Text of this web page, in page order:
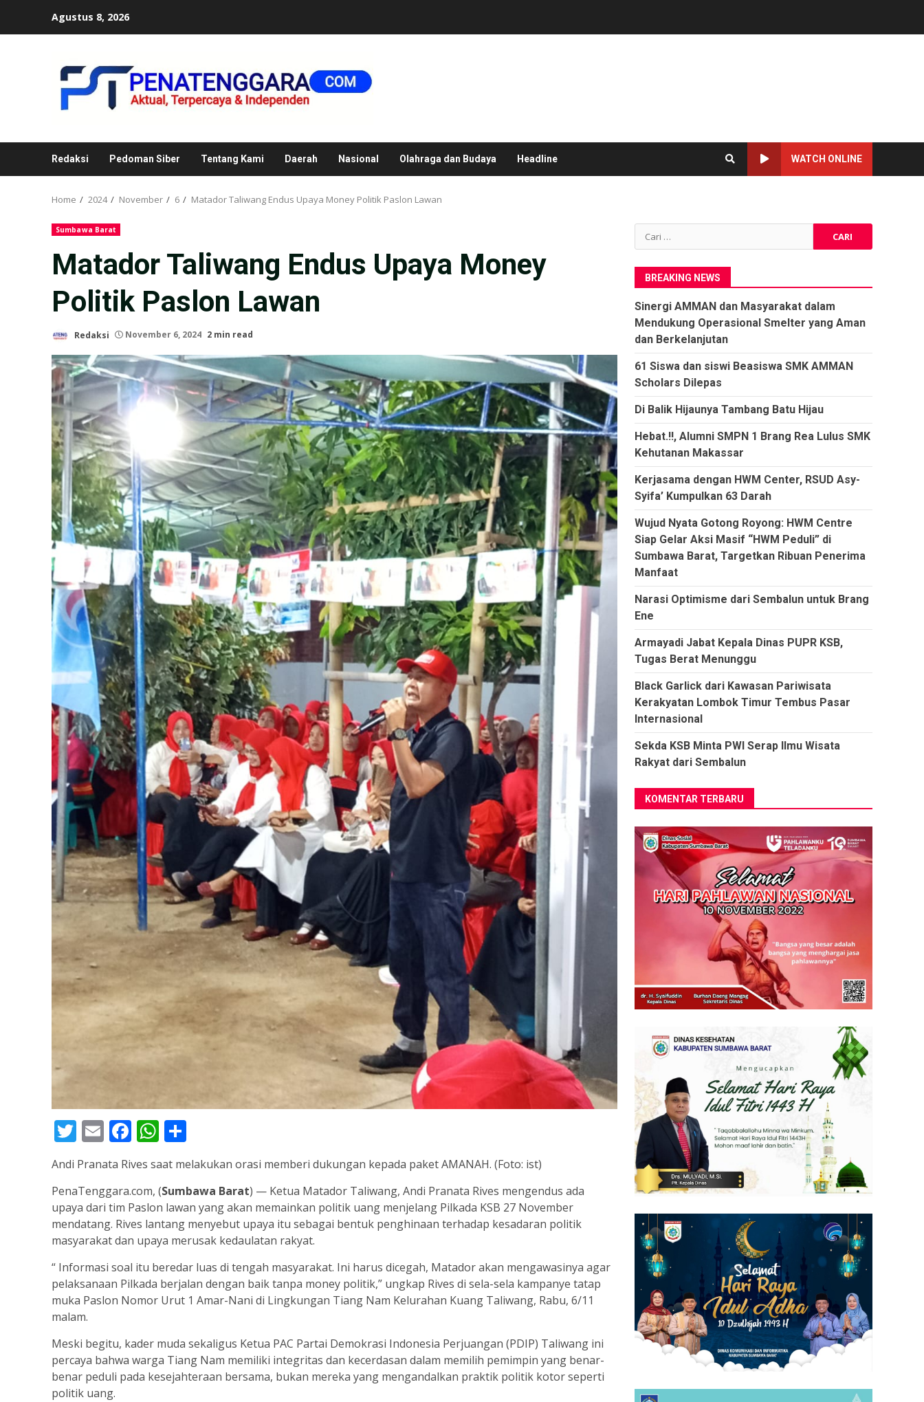
Agustus 8, 2026
Redaksi Pedoman Siber Tentang Kami Daerah Nasional Olahraga dan Budaya Headline WATCH ONLINE
Home 2024 November 6 Matador Taliwang Endus Upaya Money Politik Paslon Lawan
Sumbawa Barat
Matador Taliwang Endus Upaya Money
Politik Paslon Lawan
Redaksi November 6, 2024 2 min read
Twitter
EmailFacebook
WhatsApp
Andi Pranata Rives saat melakukan orasi memberi dukungan kepada paket AMANAH. (Foto: ist)
PenaTenggara.com, (Sumbawa Barat) — Ketua Matador Taliwang, Andi Pranata Rives mengendus ada
upaya dari tim Paslon lawan yang akan memainkan politik uang menjelang Pilkada KSB 27 November
mendatang. Rives lantang menyebut upaya itu sebagai bentuk penghinaan terhadap kesadaran politik
masyarakat dan upaya merusak kedaulatan rakyat.
“ Informasi soal itu beredar luas di tengah masyarakat. Ini harus dicegah, Matador akan mengawasinya agar
pelaksanaan Pilkada berjalan dengan baik tanpa money politik,” ungkap Rives di sela-sela kampanye tatap
muka Paslon Nomor Urut 1 Amar-Nani di Lingkungan Tiang Nam Kelurahan Kuang Taliwang, Rabu, 6/11
malam.
Meski begitu, kader muda sekaligus Ketua PAC Partai Demokrasi Indonesia Perjuangan (PDIP) Taliwang ini
percaya bahwa warga Tiang Nam memiliki integritas dan kecerdasan dalam memilih pemimpin yang benar-
benar peduli pada kesejahteraan bersama, bukan mereka yang mengandalkan praktik politik kotor seperti
politik uang.
Cari
untuk:
BREAKING NEWS
Sinergi AMMAN dan Masyarakat dalam
Mendukung Operasional Smelter yang Aman
dan Berkelanjutan
61 Siswa dan siswi Beasiswa SMK AMMAN
Scholars Dilepas
Di Balik Hijaunya Tambang Batu Hijau
Hebat.!!, Alumni SMPN 1 Brang Rea Lulus SMK
Kehutanan Makassar
Kerjasama dengan HWM Center, RSUD Asy-
Syifa’ Kumpulkan 63 Darah
Wujud Nyata Gotong Royong: HWM Centre
Siap Gelar Aksi Masif “HWM Peduli” di
Sumbawa Barat, Targetkan Ribuan Penerima
Manfaat
Narasi Optimisme dari Sembalun untuk Brang
Ene
Armayadi Jabat Kepala Dinas PUPR KSB,
Tugas Berat Menunggu
Black Garlick dari Kawasan Pariwisata
Kerakyatan Lombok Timur Tembus Pasar
Internasional
Sekda KSB Minta PWI Serap Ilmu Wisata
Rakyat dari Sembalun
KOMENTAR TERBARU